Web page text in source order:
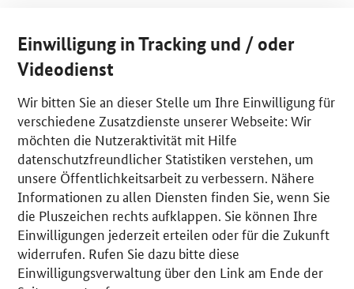
Einwilligung in Tracking und / oder
Videodienst
Wir bitten Sie an dieser Stelle um Ihre Einwilligung für
verschiedene Zusatzdienste unserer Webseite: Wir
möchten die Nutzeraktivität mit Hilfe
datenschutzfreundlicher Statistiken verstehen, um
unsere Öffentlichkeitsarbeit zu verbessern. Nähere
Informationen zu allen Diensten finden Sie, wenn Sie
die Pluszeichen rechts aufklappen. Sie können Ihre
Einwilligungen jederzeit erteilen oder für die Zukunft
widerrufen. Rufen Sie dazu bitte diese
Einwilligungsverwaltung über den Link am Ende der